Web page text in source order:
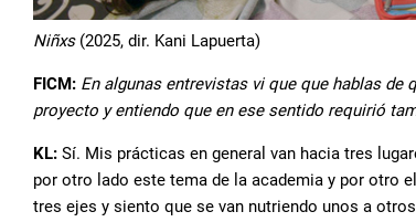
Niñxs(2025, dir. Kani Lapuerta)
FICM: En algunas entrevistas vi que que hablas
proyecto y entiendo que en ese sentido requirió
KL: Sí. Mis prácticas en general van hacia tres
por otro lado este tema de la academia y por otro
tres ejes y siento que se van nutriendo unos a